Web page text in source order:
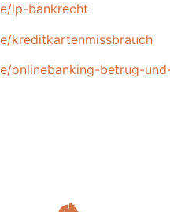
lp-bankrecht
kreditkartenmissbrauch
onlinebanking-betrug-